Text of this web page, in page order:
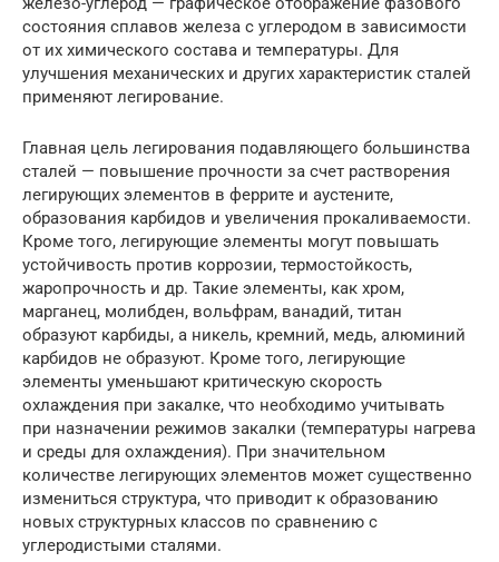
состояния сплавов железа с углеродом в зависимости
от их химического состава и температуры. Для
улучшения механических и других характеристик сталей
применяют легирование.
Главная цель легирования подавляющего большинства
сталей — повышение прочности за счет растворения
легирующих элементов в феррите и аустените,
образования карбидов и увеличения прокаливаемости.
Кроме того, легирующие элементы могут повышать
устойчивость против коррозии, термостойкость,
жаропрочность и др. Такие элементы, как хром,
марганец, молибден, вольфрам, ванадий, титан
образуют карбиды, а никель, кремний, медь, алюминий
карбидов не образуют. Кроме того, легирующие
элементы уменьшают критическую скорость
охлаждения при закалке, что необходимо учитывать
при назначении режимов закалки (температуры нагрева
и среды для охлаждения). При значительном
количестве легирующих элементов может существенно
измениться структура, что приводит к образованию
новых структурных классов по сравнению с
углеродистыми сталями.